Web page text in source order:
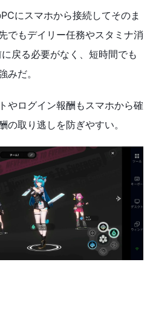
にスマホから接続してそのま
でもデイリー任務やスタミナ消
戻る必要がなく、短時間でも
みだ。
やログイン報酬もスマホから確
の取り逃しを防ぎやすい。